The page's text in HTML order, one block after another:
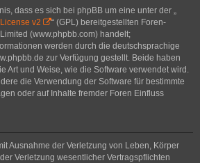
dass es sich bei phpBB um eine unter der „
v2
“ (GPL) bereitgestellten Foren-
(www.phpbb.com) handelt;
werden durch die deutschsprachige
zur Verfügung gestellt. Beide haben
Art und Weise, wie die Software verwendet wird.
die Verwendung der Software für bestimmte
oder auf Inhalte fremder Foren Einfluss
Ausnahme der Verletzung von Leben, Körper
Verletzung wesentlicher Vertragspflichten